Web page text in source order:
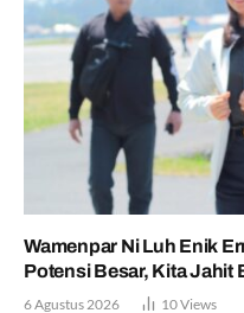
Wamenpar Ni Luh Enik
Potensi Besar, Kita Jahit
6 Agustus 2026 10Views